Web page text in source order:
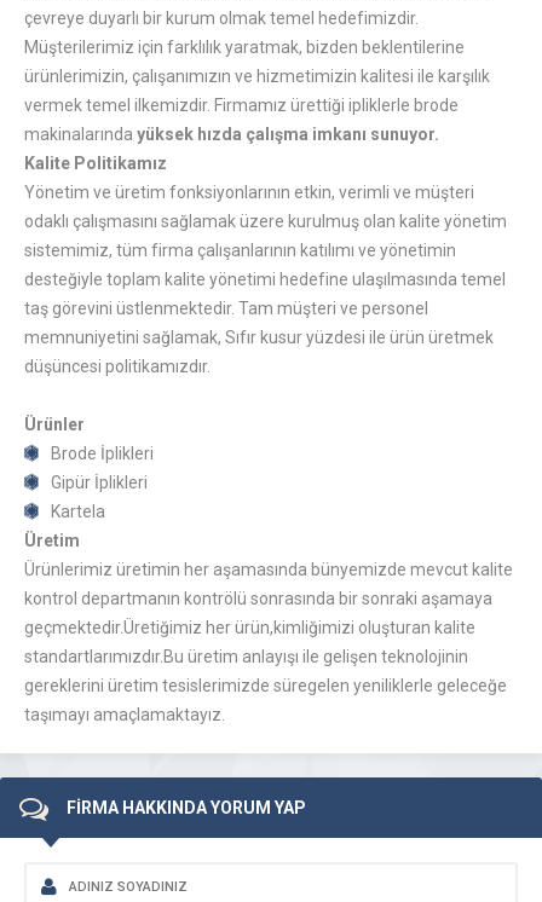
çevreye duyarlı bir kurum olmak temel hedefimizdir.
Müşterilerimiz için farklılık yaratmak, bizden beklentilerine
ürünlerimizin, çalışanımızın ve hizmetimizin kalitesi ile karşılık
vermek temel ilkemizdir. Firmamız ürettiği ipliklerle brode
makinalarında yüksek hızda çalışma imkanı sunuyor.
Kalite Politikamız
Yönetim ve üretim fonksiyonlarının etkin, verimli ve müşteri
odaklı çalışmasını sağlamak üzere kurulmuş olan kalite yönetim
sistemimiz, tüm firma çalışanlarının katılımı ve yönetimin
desteğiyle toplam kalite yönetimi hedefine ulaşılmasında temel
taş görevini üstlenmektedir. Tam müşteri ve personel
memnuniyetini sağlamak, Sıfır kusur yüzdesi ile ürün üretmek
düşüncesi politikamızdır.
Ürünler
Brode İplikleri
Gipür İplikleri
Kartela
Üretim
Ürünlerimiz üretimin her aşamasında bünyemizde mevcut kalite
kontrol departmanın kontrölü sonrasında bir sonraki aşamaya
geçmektedir.Üretiğimiz her ürün,kimliğimizi oluşturan kalite
standartlarımızdır.Bu üretim anlayışı ile gelişen teknolojinin
gereklerini üretim tesislerimizde süregelen yeniliklerle geleceğe
taşımayı amaçlamaktayız.
FİRMA HAKKINDA YORUM YAP